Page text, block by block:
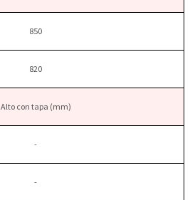
850
820
Alto con tapa (mm)
-
-